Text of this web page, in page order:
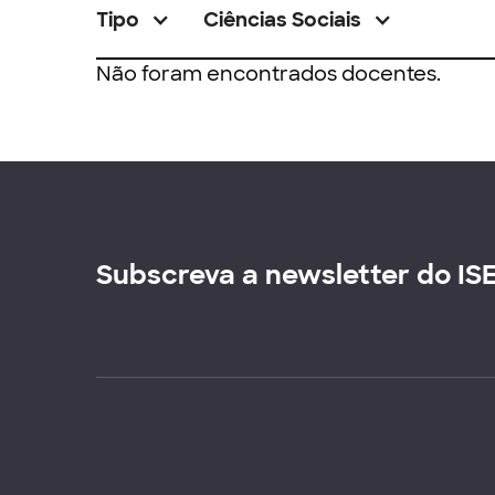
Tipo Ciências Sociais
Não foram encontrados docentes.
Subscreva a newsletter do